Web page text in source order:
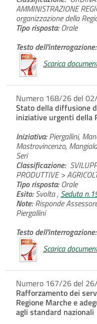
AMMINISTRAZIONE
organizzazione della
Tipo risposta:Orale
Testo dell'interrogazione:
Scarica
Numero 168/26 del
Stato della diffusione
iniziative urgenti della
Iniziativa:Piergallini,
Mastrovincenzo,
Seri
Classificazione:
PRODUTTIVE >
Tipo risposta:Orale
Esito:Svolta , Seduta
Note:Risponde
Piergallini
Testo dell'interrogazione:
Scarica
Numero 167/26 del
Rafforzamento dei
Regione Marche e
agli standard nazionali